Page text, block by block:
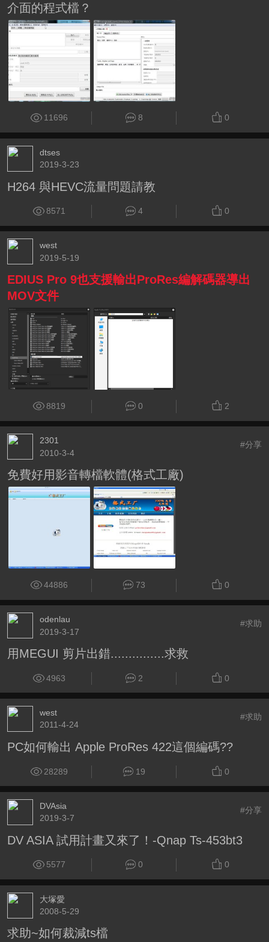
介面的程式檔？
11696 8 0
dtses
2019-3-23
H264 與HEVC流量問題請教
8571 4 0
west
2019-5-19
EDIUS Pro 9也支援輸出ProRes編解碼器導出
MOV文件
8819 0 2
2301
2010-3-4
#分享
免費好用影音轉檔軟體(格式工廠)
44886 73 0
odenlau
2019-3-17
#求助
用MEGUI 剪片出錯...............求救
4963 2 0
west
2011-4-24
#求助
PC如何輸出 Apple ProRes 422這個編碼??
28289 19 0
DVAsia
2019-3-7
#分享
DV ASIA 試用計畫又來了！-Qnap Ts-453bt3
5577 0 0
大塚愛
2008-5-29
求助~如何裁減ts檔